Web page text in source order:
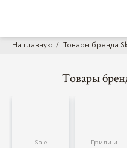
На главную Товары бренда
Товары
Sale
Грили и